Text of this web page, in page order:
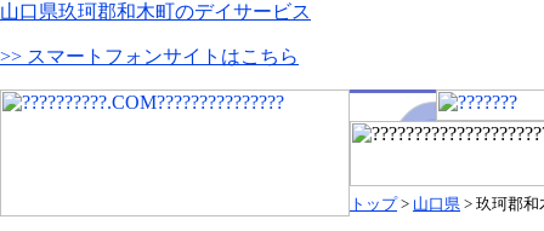
山口県玖珂郡和木町のデイサービス
>> スマートフォンサイトはこちら
トップ> 山口県 > 玖珂郡和